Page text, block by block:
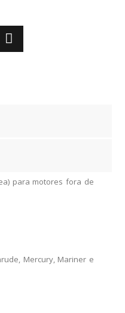
para motores fora de
Mercury, Mariner e